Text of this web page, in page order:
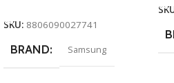
SKU: 8806090027741
BRAND Samsung